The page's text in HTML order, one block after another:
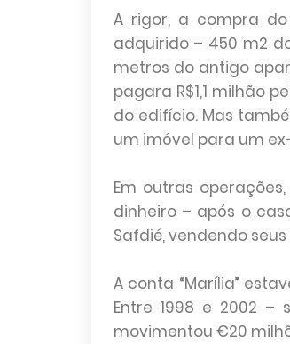
A rigor, a compra
adquirido – 450 m2
metros do antigo
pagara R$1,1 milhão
do edifício. Mas
um imóvel para um
Em outras
dinheiro – após o
Safdié, vendendo
A conta “Marília”
Entre 1998 e 2002
movimentou €20